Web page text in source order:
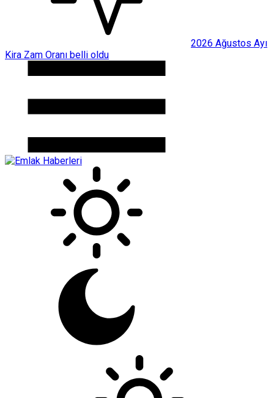
2026 Ağustos Ayı
Kira Zam Oranı belli oldu